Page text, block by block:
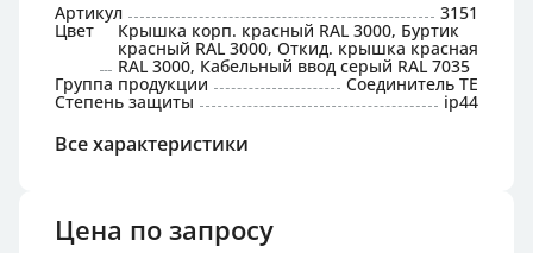
Артикул 3151
Цвет Крышка корп. красный RAL 3000, Буртик
красный RAL 3000, Откид. крышка красная
RAL 3000, Кабельный ввод серый RAL 7035
Группа продукции Соединитель TE
Степень защиты ip44
Все характеристики
Цена по запросу